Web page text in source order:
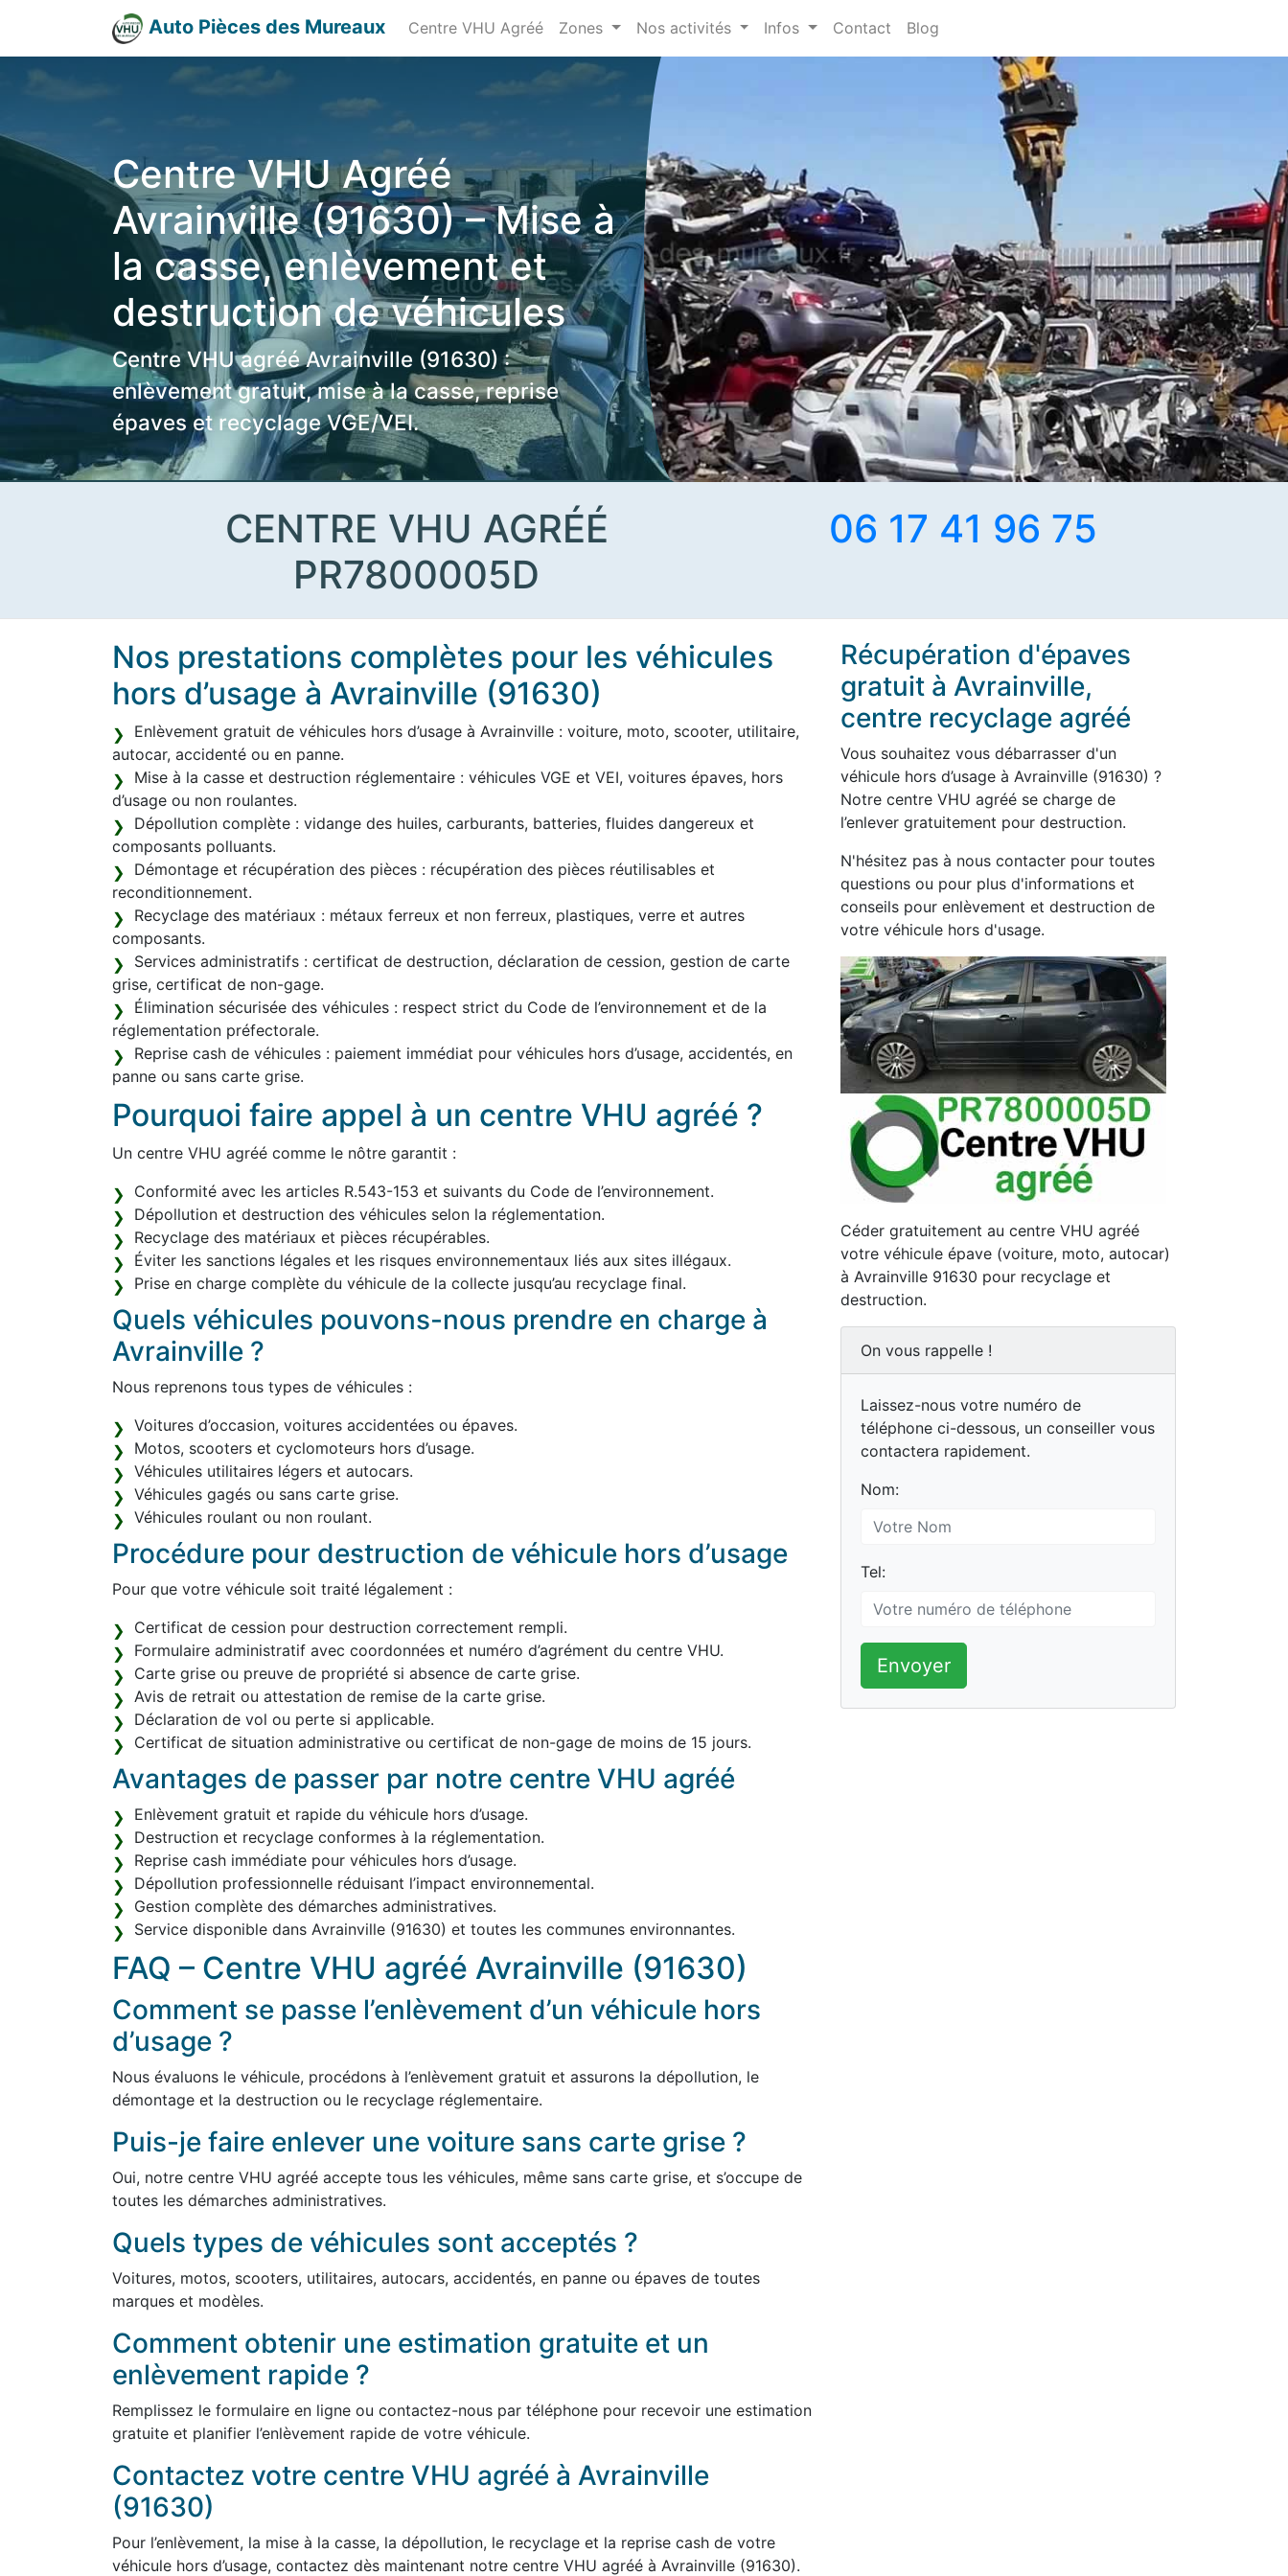
Auto Pièces des Mureaux Centre VHU Agréé Zones Nos activités Infos Contact Blog
Centre VHU Agréé
Avrainville (91630) – Mise à
la casse, enlèvement et
destruction de véhicules
Centre VHU agréé Avrainville (91630) :
enlèvement gratuit, mise à la casse, reprise
épaves et recyclage VGE/VEI.
CENTRE VHU AGRÉÉ
PR7800005D
06 17 41 96 75
Nos prestations complètes pour les véhicules
hors d’usage à Avrainville (91630)
Enlèvement gratuit de véhicules hors d’usage à Avrainville : voiture, moto, scooter, utilitaire,
autocar, accidenté ou en panne.
Mise à la casse et destruction réglementaire : véhicules VGE et VEI, voitures épaves, hors
d’usage ou non roulantes.
Dépollution complète : vidange des huiles, carburants, batteries, fluides dangereux et
composants polluants.
Démontage et récupération des pièces : récupération des pièces réutilisables et
reconditionnement.
Recyclage des matériaux : métaux ferreux et non ferreux, plastiques, verre et autres
composants.
Services administratifs : certificat de destruction, déclaration de cession, gestion de carte
grise, certificat de non-gage.
Élimination sécurisée des véhicules : respect strict du Code de l’environnement et de la
réglementation préfectorale.
Reprise cash de véhicules : paiement immédiat pour véhicules hors d’usage, accidentés, en
panne ou sans carte grise.
Pourquoi faire appel à un centre VHU agréé ?
Un centre VHU agréé comme le nôtre garantit :
Conformité avec les articles R.543-153 et suivants du Code de l’environnement.
Dépollution et destruction des véhicules selon la réglementation.
Recyclage des matériaux et pièces récupérables.
Éviter les sanctions légales et les risques environnementaux liés aux sites illégaux.
Prise en charge complète du véhicule de la collecte jusqu’au recyclage final.
Quels véhicules pouvons-nous prendre en charge à
Avrainville ?
Nous reprenons tous types de véhicules :
Voitures d’occasion, voitures accidentées ou épaves.
Motos, scooters et cyclomoteurs hors d’usage.
Véhicules utilitaires légers et autocars.
Véhicules gagés ou sans carte grise.
Véhicules roulant ou non roulant.
Procédure pour destruction de véhicule hors d’usage
Pour que votre véhicule soit traité légalement :
Certificat de cession pour destruction correctement rempli.
Formulaire administratif avec coordonnées et numéro d’agrément du centre VHU.
Carte grise ou preuve de propriété si absence de carte grise.
Avis de retrait ou attestation de remise de la carte grise.
Déclaration de vol ou perte si applicable.
Certificat de situation administrative ou certificat de non-gage de moins de 15 jours.
Avantages de passer par notre centre VHU agréé
Enlèvement gratuit et rapide du véhicule hors d’usage.
Destruction et recyclage conformes à la réglementation.
Reprise cash immédiate pour véhicules hors d’usage.
Dépollution professionnelle réduisant l’impact environnemental.
Gestion complète des démarches administratives.
Service disponible dans Avrainville (91630) et toutes les communes environnantes.
FAQ – Centre VHU agréé Avrainville (91630)
Comment se passe l’enlèvement d’un véhicule hors
d’usage ?
Nous évaluons le véhicule, procédons à l’enlèvement gratuit et assurons la dépollution, le
démontage et la destruction ou le recyclage réglementaire.
Puis-je faire enlever une voiture sans carte grise ?
Oui, notre centre VHU agréé accepte tous les véhicules, même sans carte grise, et s’occupe de
toutes les démarches administratives.
Quels types de véhicules sont acceptés ?
Voitures, motos, scooters, utilitaires, autocars, accidentés, en panne ou épaves de toutes
marques et modèles.
Comment obtenir une estimation gratuite et un
enlèvement rapide ?
Remplissez le formulaire en ligne ou contactez-nous par téléphone pour recevoir une estimation
gratuite et planifier l’enlèvement rapide de votre véhicule.
Contactez votre centre VHU agréé à Avrainville
(91630)
Pour l’enlèvement, la mise à la casse, la dépollution, le recyclage et la reprise cash de votre
véhicule hors d’usage, contactez dès maintenant notre centre VHU agréé à Avrainville (91630).
Récupération d'épaves
gratuit à Avrainville,
centre recyclage agréé
Vous souhaitez vous débarrasser d'un
véhicule hors d’usage à Avrainville (91630) ?
Notre centre VHU agréé se charge de
l’enlever gratuitement pour destruction.
N'hésitez pas à nous contacter pour toutes
questions ou pour plus d'informations et
conseils pour enlèvement et destruction de
votre véhicule hors d'usage.
Céder gratuitement au centre VHU agréé
votre véhicule épave (voiture, moto, autocar)
à Avrainville 91630 pour recyclage et
destruction.
On vous rappelle !
Laissez-nous votre numéro de
téléphone ci-dessous, un conseiller vous
contactera rapidement.
Nom:
Tel:
Envoyer